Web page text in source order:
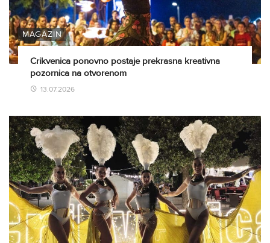
MAGAZIN
Crikvenica ponovno postaje prekrasna kreativna
pozornica na otvorenom
13.07.2026